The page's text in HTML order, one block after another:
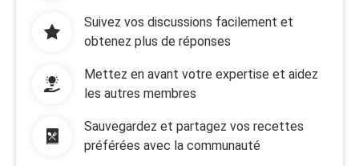
Suivez vos discussions facilement et
obtenez plus de réponses
Mettez en avant votre expertise et aidez
les autres membres
Sauvegardez et partagez vos recettes
préférées avec la communauté